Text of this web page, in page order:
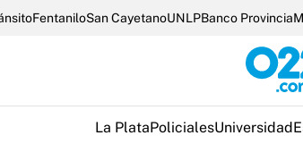
FentaniloSan CayetanoUNLPBanco Provincia
La PlataPolicialesUniversidad